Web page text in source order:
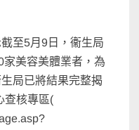
至5月9日，衞生局
家美容美體業者，為
局已將結果完整揭
查核專區(